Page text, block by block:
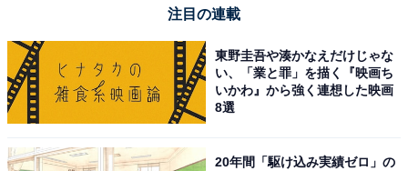
注目の連載
東野圭吾や湊かなえだけじゃな
い、「業と罪」を描く『映画ち
いかわ』から強く連想した映画
8選
20年間「駆け込み実績ゼロ」の